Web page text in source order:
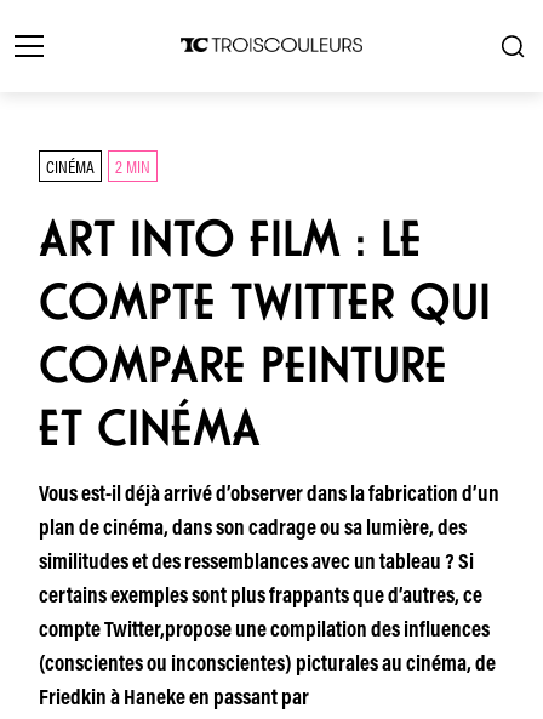
CINÉMA 2 MIN
ART INTO FILM : LE
COMPTE TWITTER QUI
COMPARE PEINTURE
ET CINÉMA
Vous est-il déjà arrivé d’observer dans la fabrication d’un
plan de cinéma, dans son cadrage ou sa lumière, des
similitudes et des ressemblances avec un tableau ? Si
certains exemples sont plus frappants que d’autres, ce
compte Twitter,propose une compilation des influences
(conscientes ou inconscientes) picturales au cinéma, de
Friedkin à Haneke en passant par